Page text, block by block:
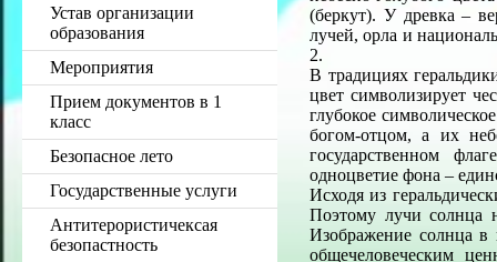
Устав организации
образования
Мероприятия
Прием документов в 1
класс
Безопасное лето
Государственные услуги
Антитерористичексая
безопастность
(беркут). У древка –
лучей, орла и
2.
В традициях
цвет символизирует
глубокое
богом-отцом, а их
государственном
одноцветие фона –
Исходя из
Поэтому лучи солнца
Изображение солнца в
общечеловеческим